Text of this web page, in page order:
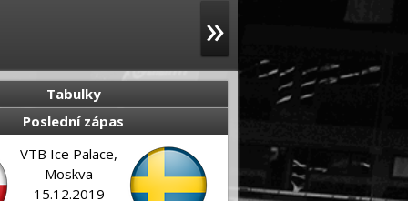
»
Tabulky
Poslední zápas
VTB Ice Palace,
Moskva
15.12.2019